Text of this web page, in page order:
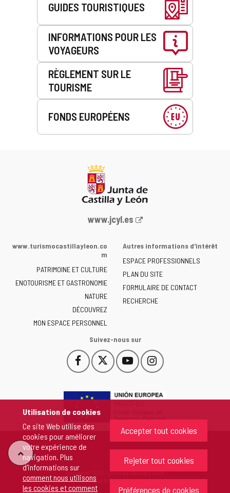
Utilisation de cookies
Ce site Web utilise des
cookies pour améliorer
votre expérience de
navigation. Plus
d'informations sur
comment nous utilisons
les cookies et comment
Accepter tout cookies
Rejeter tout cookies
Préférences de cookies
GUIDES TOURISTIQUES
INFORMATIONS POUR LES
VOYAGEURS
RÈGLEMENT SUR LE
TOURISME
FONDS EUROPÉENS
Portail
la
de
Castilla
y
León
-
www.jcyl.es
www.turismocastillayleon.co
m
PATRIMOINE ET CULTURE
ENOTOURISME ET GASTRONOMIE
NATURE
DÉCOUVREZ
MON ESPACE PERSONNEL
Autres informations d'intérêt
ESPACE PROFESSIONNELS
PLAN DU SITE
FORMULAIRE DE CONTACT
RECHERCHE
Suivez-nous sur
Facebook
Este
enlace
abrirá
una
ventana
nueva.
Este
enlace
abrirá
ventana
nueva.
YouTube
Este
enlace
abrirá
ventana
nueva.
Instagram
Este
enlace
abrirá
ventana
nueva.
"Retour
Copyright 2026 - Junta de Castilla y León
Tous droits réservés